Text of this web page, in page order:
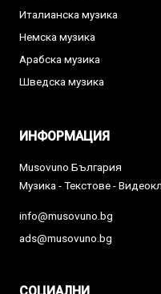
Италианска музика
Немска музика
Арабска музика
Шведска музика
ИНФОРМАЦИЯ
Musovuno България
Музика - Текстове -
info@musovuno.bg
ads@musovuno.bg